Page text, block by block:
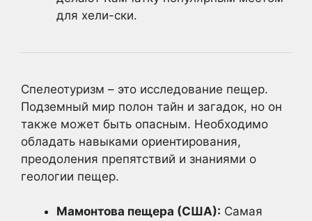
для хели-ски.
Спелеотуризм – это исследование пещер.
Подземный мир полон тайн и загадок, но он
также может быть опасным. Необходимо
обладать навыками ориентирования,
преодоления препятствий и знаниями о
геологии пещер.
Мамонтова пещера (США): Самая